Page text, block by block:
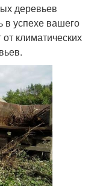
деревьев
в успехе вашего
климатических